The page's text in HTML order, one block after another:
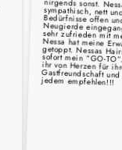
jedem empfehlen!!!